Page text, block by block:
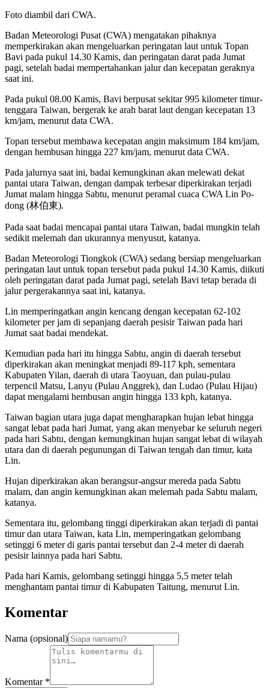
Foto diambil dari CWA.
Badan Meteorologi Pusat (CWA) mengatakan pihaknya
memperkirakan akan mengeluarkan peringatan laut untuk Topan
Bavi pada pukul 14.30 Kamis, dan peringatan darat pada Jumat
pagi, setelah badai mempertahankan jalur dan kecepatan geraknya
saat ini.
Pada pukul 08.00 Kamis, Bavi berpusat sekitar 995 kilometer timur-
tenggara Taiwan, bergerak ke arah barat laut dengan kecepatan 13
km/jam, menurut data CWA.
Topan tersebut membawa kecepatan angin maksimum 184 km/jam,
dengan hembusan hingga 227 km/jam, menurut data CWA.
Pada jalurnya saat ini, badai kemungkinan akan melewati dekat
pantai utara Taiwan, dengan dampak terbesar diperkirakan terjadi
Jumat malam hingga Sabtu, menurut peramal cuaca CWA Lin Po-
dong (林伯東).
Pada saat badai mencapai pantai utara Taiwan, badai mungkin telah
sedikit melemah dan ukurannya menyusut, katanya.
Badan Meteorologi Tiongkok (CWA) sedang bersiap mengeluarkan
peringatan laut untuk topan tersebut pada pukul 14.30 Kamis, diikuti
oleh peringatan darat pada Jumat pagi, setelah Bavi tetap berada di
jalur pergerakannya saat ini, katanya.
Lin memperingatkan angin kencang dengan kecepatan 62-102
kilometer per jam di sepanjang daerah pesisir Taiwan pada hari
Jumat saat badai mendekat.
Kemudian pada hari itu hingga Sabtu, angin di daerah tersebut
diperkirakan akan meningkat menjadi 89-117 kph, sementara
Kabupaten Yilan, daerah di utara Taoyuan, dan pulau-pulau
terpencil Matsu, Lanyu (Pulau Anggrek), dan Ludao (Pulau Hijau)
dapat mengalami hembusan angin hingga 133 kph, katanya.
Taiwan bagian utara juga dapat mengharapkan hujan lebat hingga
sangat lebat pada hari Jumat, yang akan menyebar ke seluruh negeri
pada hari Sabtu, dengan kemungkinan hujan sangat lebat di wilayah
utara dan di daerah pegunungan di Taiwan tengah dan timur, kata
Lin.
Hujan diperkirakan akan berangsur-angsur mereda pada Sabtu
malam, dan angin kemungkinan akan melemah pada Sabtu malam,
katanya.
Sementara itu, gelombang tinggi diperkirakan akan terjadi di pantai
timur dan utara Taiwan, kata Lin, memperingatkan gelombang
setinggi 6 meter di garis pantai tersebut dan 2-4 meter di daerah
pesisir lainnya pada hari Sabtu.
Pada hari Kamis, gelombang setinggi hingga 5,5 meter telah
menghantam pantai timur di Kabupaten Taitung, menurut Lin.
Komentar
Nama (opsional)
Komentar *